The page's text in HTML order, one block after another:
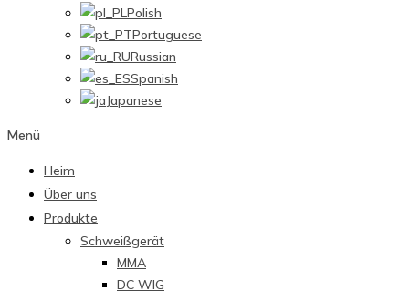
Polish
Portuguese
Russian
Spanish
Japanese
Menü
Heim
Über uns
Produkte
Schweißgerät
MMA
DC WIG